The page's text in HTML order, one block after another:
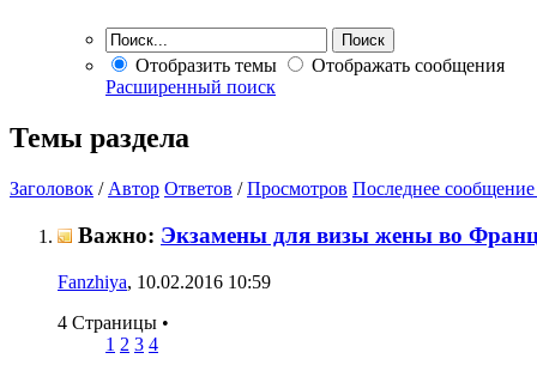
Отобразить темы
Отображать сообщения
Расширенный поиск
Темы раздела
Заголовок / Автор Ответов /Просмотров Последнее сообщение
Важно: Экзамены для визы жены во
Fanzhiya, 10.02.2016 10:59
4 Страницы •
1 2 3 4